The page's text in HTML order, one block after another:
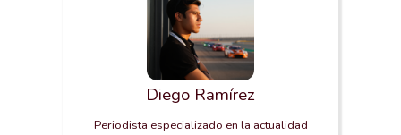
Diego Ramírez
Periodista especializado en la actualidad